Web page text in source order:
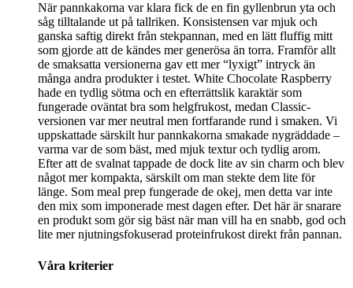
När pannkakorna var klara fick de en fin gyllenbrun yta och
såg tilltalande ut på tallriken. Konsistensen var mjuk och
ganska saftig direkt från stekpannan, med en lätt fluffig mitt
som gjorde att de kändes mer generösa än torra. Framför allt
de smaksatta versionerna gav ett mer “lyxigt” intryck än
många andra produkter i testet. White Chocolate Raspberry
hade en tydlig sötma och en efterrättslik karaktär som
fungerade oväntat bra som helgfrukost, medan Classic-
versionen var mer neutral men fortfarande rund i smaken. Vi
uppskattade särskilt hur pannkakorna smakade nygräddade –
varma var de som bäst, med mjuk textur och tydlig arom.
Efter att de svalnat tappade de dock lite av sin charm och blev
något mer kompakta, särskilt om man stekte dem lite för
länge. Som meal prep fungerade de okej, men detta var inte
den mix som imponerade mest dagen efter. Det här är snarare
en produkt som gör sig bäst när man vill ha en snabb, god och
lite mer njutningsfokuserad proteinfrukost direkt från pannan.
Våra kriterier